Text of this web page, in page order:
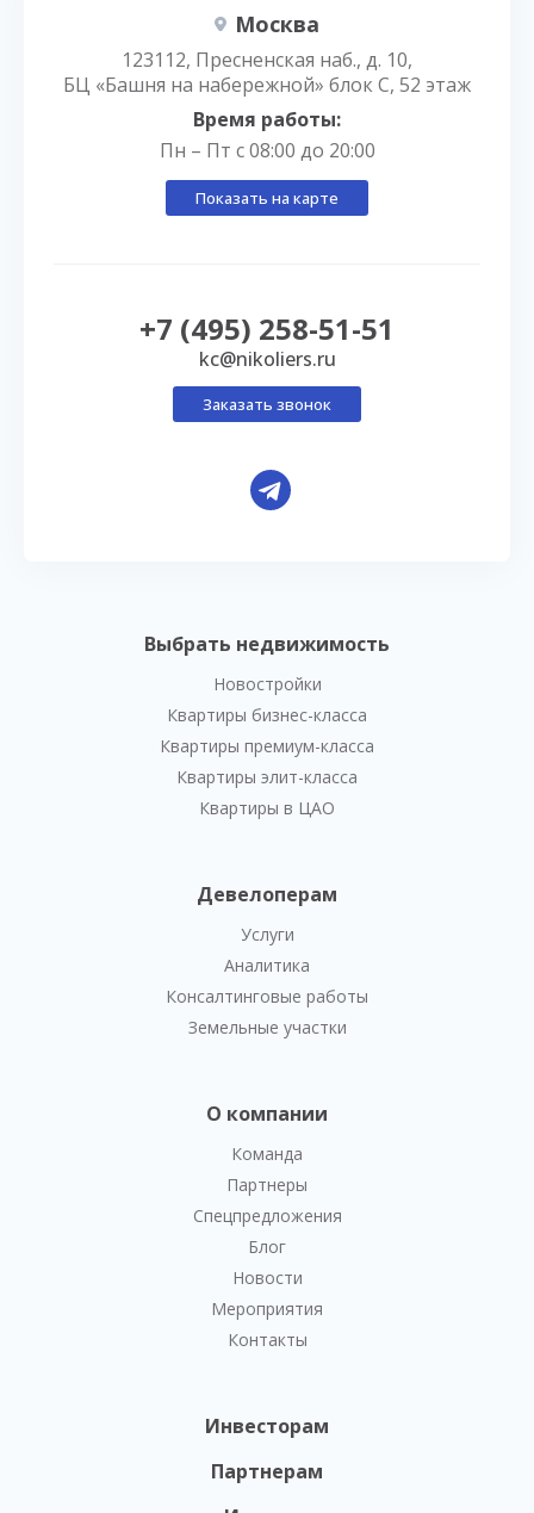
Выбрать недвижимость
Новостройки
Квартиры бизнес-класса
Квартиры премиум-класса
Квартиры элит-класса
Квартиры в ЦАО
Девелоперам
Услуги
Аналитика
Консалтинговые работы
Земельные участки
О компании
Команда
Партнеры
Спецпредложения
Блог
Новости
Мероприятия
Контакты
Инвесторам
Партнерам
Москва
123112, Пресненская наб., д. 10,
БЦ «Башня на набережной» блок С, 52 этаж
Время работы:
Пн – Пт с 08:00 до 20:00
Показать на карте
+7 (495) 258-51-51
kc@nikoliers.ru
Заказать звонок